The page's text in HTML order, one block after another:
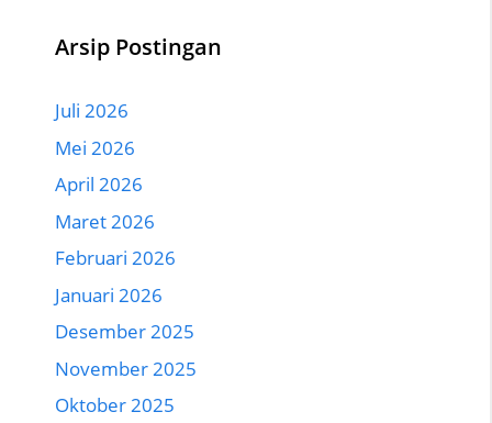
Arsip Postingan
Juli 2026
Mei 2026
April 2026
Maret 2026
Februari 2026
Januari 2026
Desember 2025
November 2025
Oktober 2025